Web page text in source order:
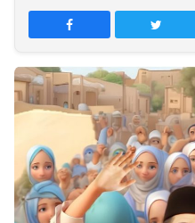
PT
TREETAN
INDONESIA
Insight
NTB
Suara
Time
Lens
IDN
Daily
Jogja
Jalan
Rakyat
Idealita
News
Kita
Notice
Dinamikapost.com
Radar
Baru
Seedbacklink